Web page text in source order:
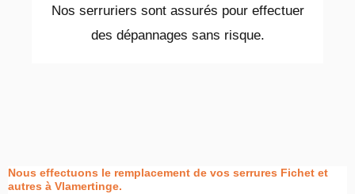
Nos serruriers sont assurés pour effectuer
des dépannages sans risque.
Nous effectuons le remplacement de vos serrures Fichet et
autres à Vlamertinge.